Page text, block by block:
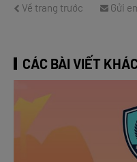
Về trang trước Gửi
CÁC BÀI VIẾT